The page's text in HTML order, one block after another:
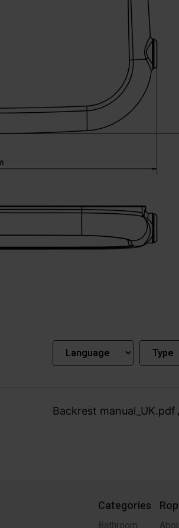
Backrest manual_UK.pdf
Categories
Bathroom